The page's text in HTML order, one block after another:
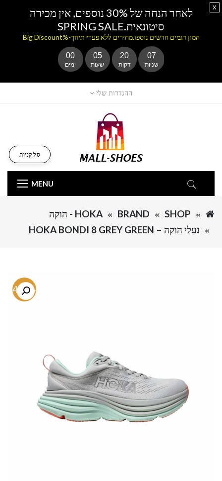
ההגדרות שלי
MENU
סל קניות
SHOP
BRAND
HOKA - הוקה
נעלי הוקה – HOKA BONDI 8 GREY GREEN
-54.7%
לאחר הנחה של 30% נוספים, אין מכירה
סיטונאית.SPRING SALE
המון דגמים חדשים נוספו.מחירים ללא פערי תיווך-%Big Discount
00
ימים
05
שעות
20
דקות
07
שניות
x